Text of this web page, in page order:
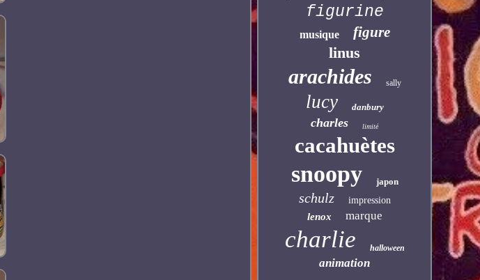
figurine
musique figure
linus
arachides sally
lucy danbury
charles limité
cacahuètes
snoopy japon
schulz impression
lenox marque
charlie halloween
animation